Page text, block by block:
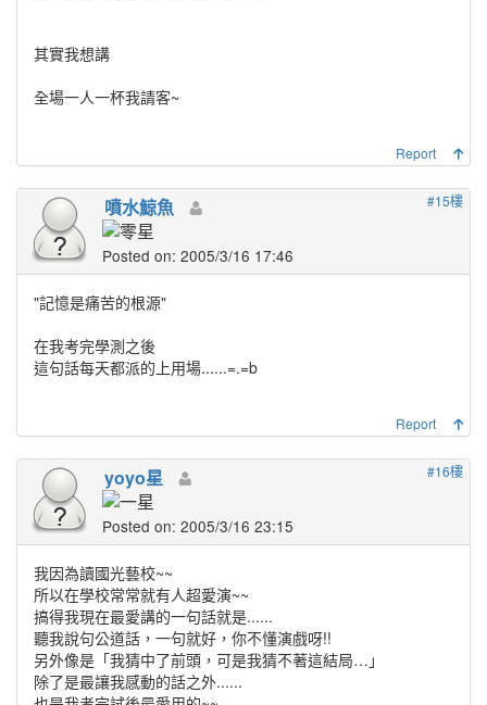
其實我想講
全場一人一杯我請客~
Report
#15樓
噴水鯨魚
Posted on: 2005/3/16 17:46
"記憶是痛苦的根源"
在我考完學測之後
這句話每天都派的上用場......=.=b
Report
#16樓
yoyo星
Posted on: 2005/3/16 23:15
我因為讀國光藝校~~
所以在學校常常就有人超愛演~~
搞得我現在最愛講的一句話就是......
聽我說句公道話，一句就好，你不懂演戲呀!!
另外像是「我猜中了前頭，可是我猜不著這結局…」
除了是最讓我感動的話之外......